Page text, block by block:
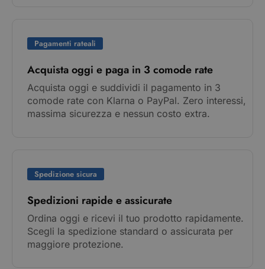
Pagamenti rateali
Acquista oggi e paga in 3 comode rate
Acquista oggi e suddividi il pagamento in 3
comode rate con Klarna o PayPal. Zero interessi,
massima sicurezza e nessun costo extra.
Spedizione sicura
Spedizioni rapide e assicurate
Ordina oggi e ricevi il tuo prodotto rapidamente.
Scegli la spedizione standard o assicurata per
maggiore protezione.